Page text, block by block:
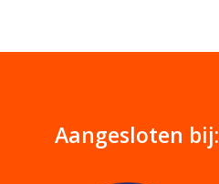
Aangesloten bij: